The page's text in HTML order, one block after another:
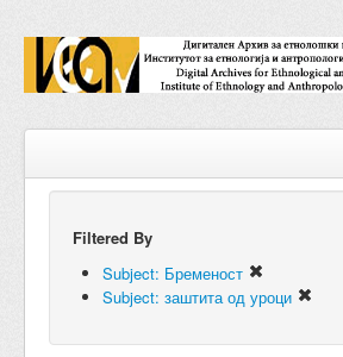
Repositories
Collections
Filtered By
Subject: Бременост
Subject: заштита од уроци